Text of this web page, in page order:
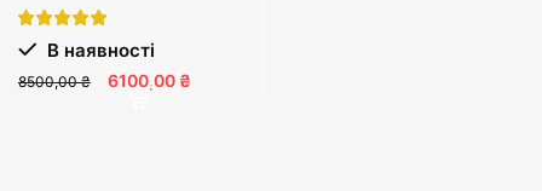
В наявності
8500,00 ₴ 6100,00 ₴